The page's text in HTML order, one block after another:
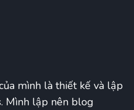
mình là thiết kế và lập
Mình lập nên blog